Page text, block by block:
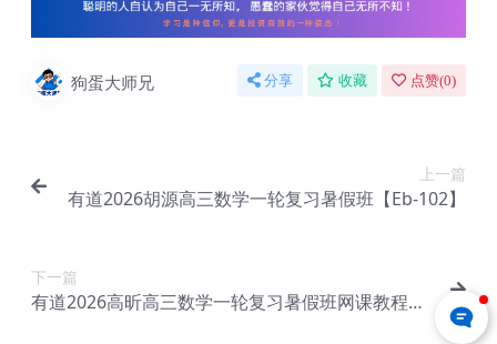
狗蛋大师兄 分享 收藏 点赞(0)
上一篇
有道2026胡源高三数学一轮复习暑假班【Eb-102】
下一篇
有道2026高昕高三数学一轮复习暑假班网课教程